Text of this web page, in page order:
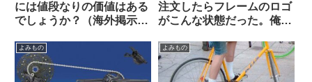
には値段なりの価値はある
でしょうか？（海外掲示板
注文したらフレームのロゴ
がこんな状態だった。俺は
示板から）
よみもの よみもの